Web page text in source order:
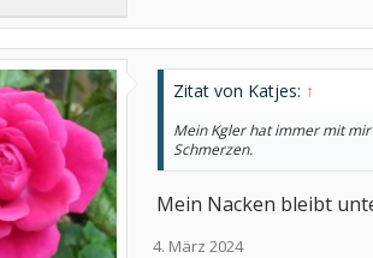
Zitat von Katjes: ↑
Mein Kgler hat immer mit
Schmerzen.
Mein Nacken bleibt
4. März 2024